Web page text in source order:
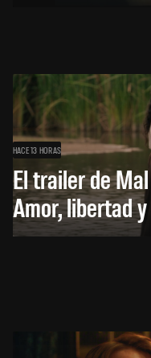
HACE 13 HORAS
El trailer de
Amor, libertad